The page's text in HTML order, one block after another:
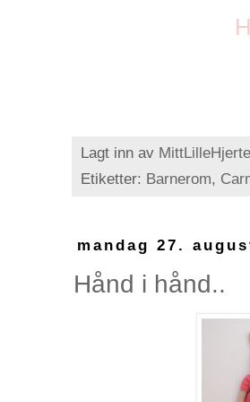
Lagt inn av MittLilleHjerte
Etiketter: Barnerom,
mandag 27.
Hånd i hånd..